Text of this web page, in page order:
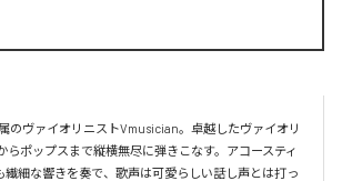
のヴァイオリニストVmusician。卓越したヴァイオリ
らポップスまで縦横無尽に弾きこなす。アコースティ
繊細な響きを奏で、歌声は可愛らしい話し声とは打っ